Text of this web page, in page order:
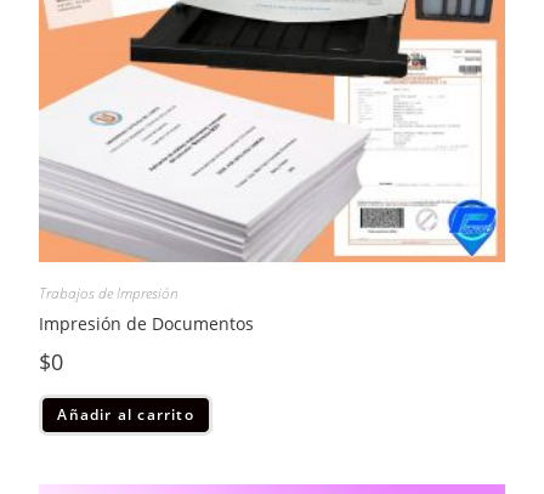
Trabajos de Impresión
Impresión de Documentos
$0
Añadir al carrito